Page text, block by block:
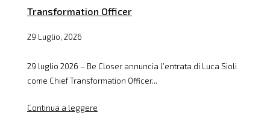
Transformation Officer
29 Luglio, 2026
29 luglio 2026 – Be Closer annuncia l’entrata di Luca Sioli
come Chief Transformation Officer...
Continua a leggere